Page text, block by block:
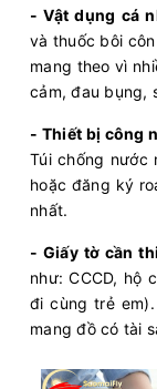
- Vật dụng cá
và thuốc bôi
mang theo vì
cảm, đau bụng,
- Thiết bị công
Túi chống nước
hoặc đăng ký
nhất.
- Giấy tờ cần
như: CCCD, hộ
đi cùng trẻ
mang đồ có tài